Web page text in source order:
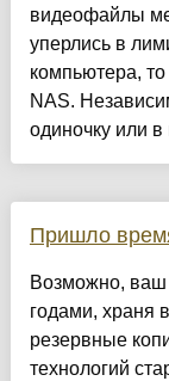
видеофайлы
уперлись в
компьютера,
NAS.
одиночку или
Пришло
Возможно, ваш
годами, храня
резервные
технологий